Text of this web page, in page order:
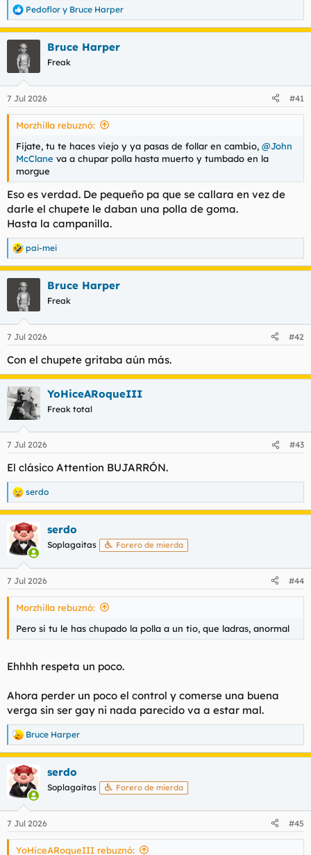
R
e
a
e
s
Pedoflor y Bruce Harper
Bruce Harper
Freak
7 Jul 2026 #41
Morzhilla rebuznó:
Fijate, tu te haces viejo y ya pasas de follar en cambio, @John
McClane va a chupar polla hasta muerto y tumbado en la
morgue
Eso es verdad. De pequeño pa que se callara en vez de
darle el chupete le daban una polla de goma.
Hasta la campanilla.
R
e
a
e
:
pai-mei
Bruce Harper
Freak
7 Jul 2026 #42
Con el chupete gritaba aún más.
YoHiceARoqueIII
Freak total
7 Jul 2026 #43
El clásico Attention BUJARRÓN.
R
e
a
c
c
i
e
s
serdo
serdo
Soplagaitas Forero de mierda
7 Jul 2026 #44
Morzhilla rebuznó:
Pero si tu le has chupado la polla a un tio, que ladras, anormal
Ehhhh respeta un poco.
Ahora perder un poco el control y comerse una buena
verga sin ser gay ni nada parecido va a estar mal.
R
e
a
c
c
i
e
s
Bruce Harper
serdo
Soplagaitas Forero de mierda
7 Jul 2026 #45
YoHiceARoqueIII rebuznó: